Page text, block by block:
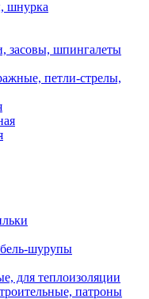
шнурка
засовы, шпингалеты
петли-стрелы,
шурупы
для теплоизоляции
патроны